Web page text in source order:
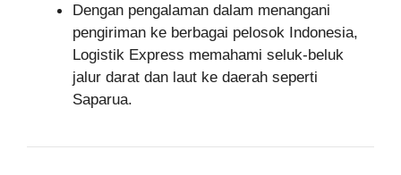
Dengan pengalaman dalam menangani
pengiriman ke berbagai pelosok Indonesia,
Logistik Express memahami seluk-beluk
jalur darat dan laut ke daerah seperti
Saparua.